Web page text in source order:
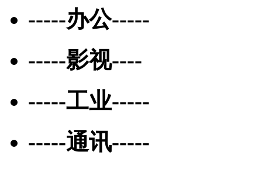
-----办公-----
-----影视----
-----工业-----
-----通讯-----